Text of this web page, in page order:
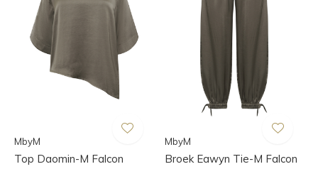
MbyM
Top Daomin-M Falcon
MbyM
Broek Eawyn Tie-M Falcon